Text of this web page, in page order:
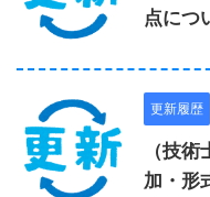
点につ
更新履歴
（技
加・形